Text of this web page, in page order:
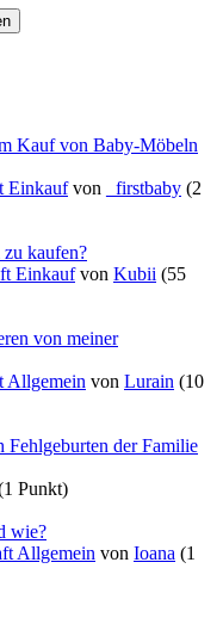
Kauf von Baby-Möbeln
Einkauf von _firstbaby (2
kaufen?
Einkauf von Kubii (55
von meiner
Allgemein von Lurain (10
Fehlgeburten der Familie
1 Punkt)
wie?
Allgemein von Ioana (1